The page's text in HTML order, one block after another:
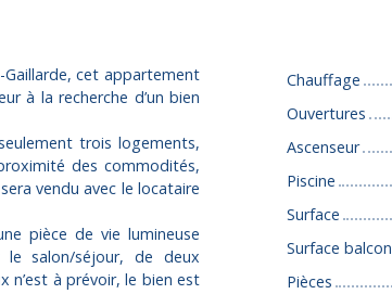
Gaillarde, cet appartement
à la recherche d’un bien
trois logements,
des commodités,
vendu avec le locataire
pièce de vie lumineuse
salon/séjour, de deux
n’est à prévoir, le bien est
Chauffage
Ouvertures
Ascenseur
Piscine
Surface
Surface balcon
Pièces